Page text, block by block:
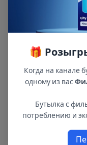
В
🎁
Когда на канале
одному из вас
Бутылка с
потреблению и